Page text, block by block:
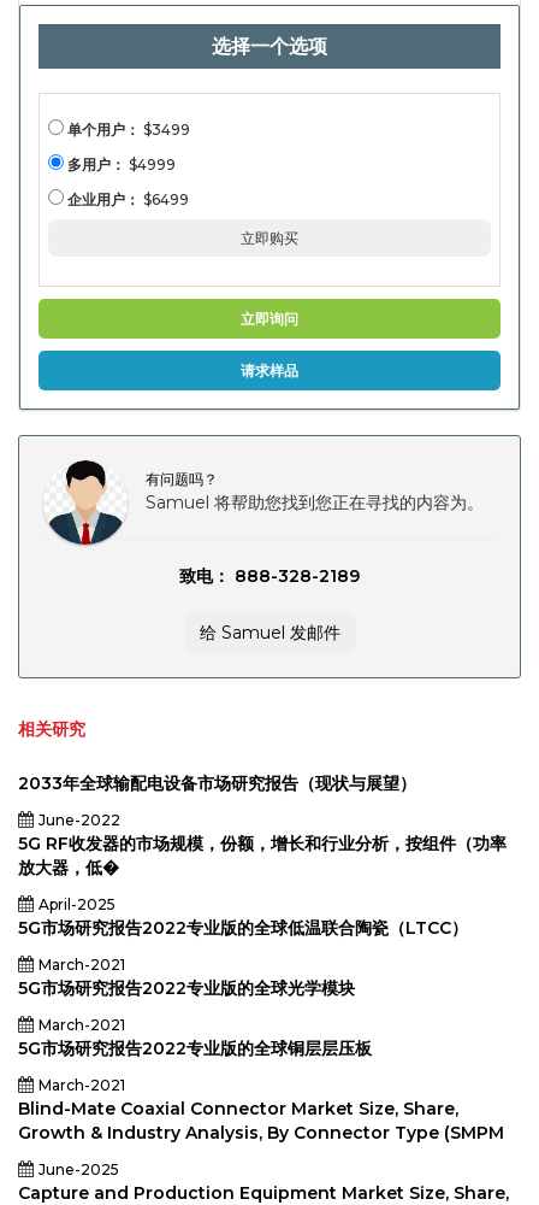
Monitors,
Storage
Cinema
Broadcasting,
Video,
Content, Live
Events, Online
Freelancers &
Creators,
Educational
Broadcasting
Corporate
Enterprises),
分析，2024-
2031
选择一个选项
单个用户： $3499
多用户： $4999
企业用户： $6499
立即购买
立即询问
请求样品
有问题吗？
Samuel 将帮助您找到您正在寻找的内容为。
致电： 888-328-2189
给 Samuel 发邮件
相关研究
2033年全球输配电设备市场研究报告（现状与展望）
June-2022
5G RF收发器的市场规模，份额，增长和行业分析，按组件（功率
放大器，低�
April-2025
5G市场研究报告2022专业版的全球低温联合陶瓷（LTCC）
March-2021
5G市场研究报告2022专业版的全球光学模块
March-2021
5G市场研究报告2022专业版的全球铜层层压板
March-2021
Blind-Mate Coaxial Connector Market Size, Share,
Growth & Industry Analysis, By Connector Type (SMPM
June-2025
Capture and Production Equipment Market Size, Share,